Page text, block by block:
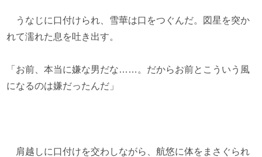
うなじに口付けられ、雪華は口をつぐんだ。図星を突か
れて濡れた息を吐き出す。
「お前、本当に嫌な男だな……。だからお前とこういう風
になるのは嫌だったんだ」
肩越しに口付けを交わしながら、航悠に体をまさぐられ